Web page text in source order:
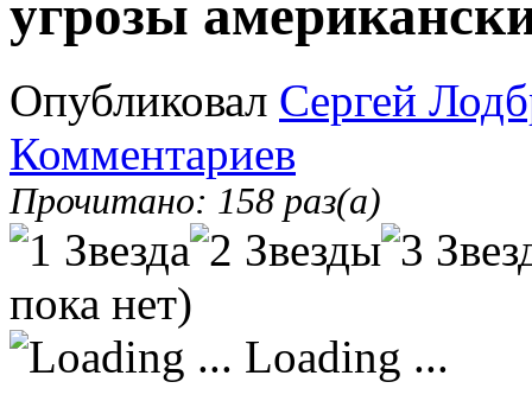
угрозы
Опубликовал Сергей
Комментариев
Прочитано: 158 раз(а)
пока нет)
Loading ...